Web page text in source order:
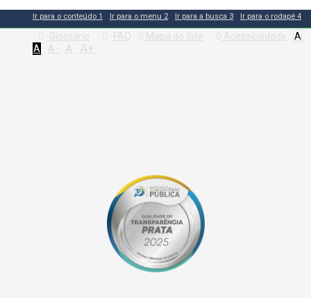
Ir para o conteúdo 1 Ir para o menu 2 Ir para a busca 3 Ir para o rodapé 4
Glossário FAQ Mapa do Site Acessibilidade
A
A
A- A A+